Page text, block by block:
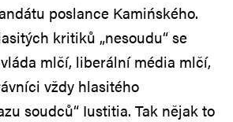
poslance Kamińského.
kritiků „nesoudu“ se
mlčí, liberální média mlčí,
vždy hlasitého
soudců“ Iustitia. Tak nějak to